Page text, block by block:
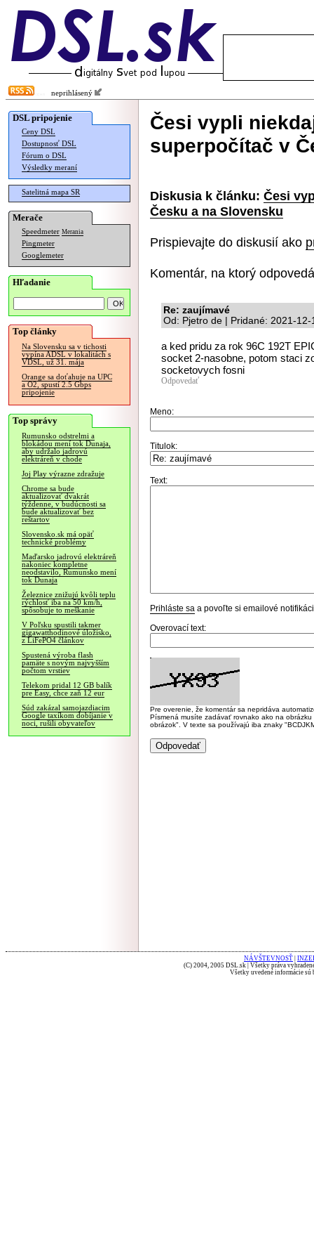
neprihlásený
DSL pripojenie
Ceny DSL
Dostupnosť DSL
Fórum o DSL
Výsledky meraní
Satelitná mapa SR
Merače
Speedmeter Merania
Pingmeter
Googlemeter
Hľadanie
Top články
Na Slovensku sa v tichosti
vypína ADSL v lokalitách s
VDSL, už 31. mája
Orange sa doťahuje na UPC
a O2, spustí 2.5 Gbps
pripojenie
Top správy
Rumunsko odstrelmi a
blokádou mení tok Dunaja,
aby udržalo jadrovú
elektráreň v chode
Joj Play výrazne zdražuje
Chrome sa bude
aktualizovať dvakrát
týždenne, v budúcnosti sa
bude aktualizovať bez
reštartov
Slovensko.sk má opäť
technické problémy
Maďarsko jadrovú elektráreň
nakoniec kompletne
neodstavilo, Rumunsko mení
tok Dunaja
Železnice znižujú kvôli teplu
rýchlosť iba na 50 km/h,
spôsobuje to meškanie
V Poľsku spustili takmer
gigawatthodinové úložisko,
z LiFePO4 článkov
Spustená výroba flash
pamäte s novým najvyšším
počtom vrstiev
Telekom pridal 12 GB balík
pre Easy, chce zaň 12 eur
Súd zakázal samojazdiacim
Google taxíkom dobíjanie v
noci, rušili obyvateľov
Česi vypli
superpočítač v
Diskusia k článku: Česi
Česku a na Slovensku
Prispievajte do diskusií ako
Komentár, na ktorý
Re: zaujímavé
Od: Pjetro de | Pridané: 2021-
a ked pridu za rok 96C 192T
socket 2-nasobne, potom staci
socketovych fosni
Odpovedať
Meno:
Titulok:
Text:
Prihláste sa a povoľte si emailové
Overovací text:
Pre overenie, že komentár sa nepridáva
Písmená musíte zadávať rovnako ako na
obrázok". V texte sa používajú iba znaky
NÁVŠTEVNOSŤ
(C) 2004, 2005 DSL.sk | Všetky práva
Všetky uvedené informácie sú